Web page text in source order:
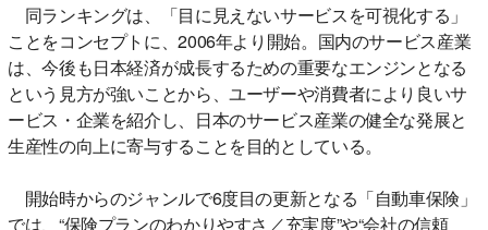
同ランキングは、「目に見えないサービスを可視化する」
ことをコンセプトに、2006年より開始。国内のサービス産業
は、今後も日本経済が成長するための重要なエンジンとなる
という見方が強いことから、ユーザーや消費者により良いサ
ービス・企業を紹介し、日本のサービス産業の健全な発展と
生産性の向上に寄与することを目的としている。
開始時からのジャンルで6度目の更新となる「自動車保険」
では、“保険プランのわかりやすさ／充実度”や“会社の信頼